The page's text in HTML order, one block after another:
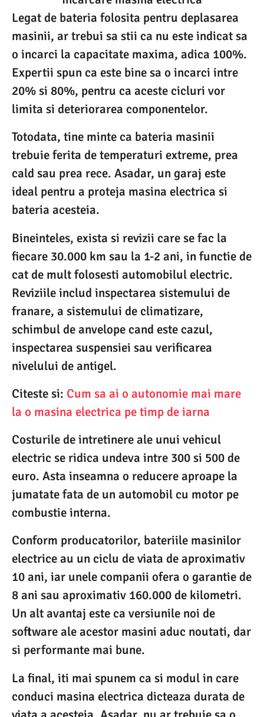
Legat de bateria folosita pentru deplasarea
masinii, ar trebui sa stii ca nu este indicat sa
o incarci la capacitate maxima, adica 100%.
Expertii spun ca este bine sa o incarci intre
20% si 80%, pentru ca aceste cicluri vor
limita si deteriorarea componentelor.
Totodata, tine minte ca bateria masinii
trebuie ferita de temperaturi extreme, prea
cald sau prea rece. Asadar, un garaj este
ideal pentru a proteja masina electrica si
bateria acesteia.
Bineinteles, exista si revizii care se fac la
fiecare 30.000 km sau la 1-2 ani, in functie de
cat de mult folosesti automobilul electric.
Reviziile includ inspectarea sistemului de
franare, a sistemului de climatizare,
schimbul de anvelope cand este cazul,
inspectarea suspensiei sau verificarea
nivelului de antigel.
Citeste si: Cum sa ai o autonomie mai mare
la o masina electrica pe timp de iarna
Costurile de intretinere ale unui vehicul
electric se ridica undeva intre 300 si 500 de
euro. Asta inseamna o reducere aproape la
jumatate fata de un automobil cu motor pe
combustie interna.
Conform producatorilor, bateriile masinilor
electrice au un ciclu de viata de aproximativ
10 ani, iar unele companii ofera o garantie de
8 ani sau aproximativ 160.000 de kilometri.
Un alt avantaj este ca versiunile noi de
software ale acestor masini aduc noutati, dar
si performante mai bune.
La final, iti mai spunem ca si modul in care
conduci masina electrica dicteaza durata de